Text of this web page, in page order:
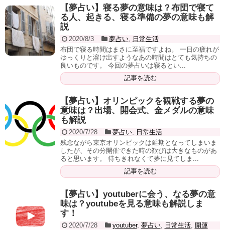
【夢占い】寝る夢の意味は？布団で寝て
る人、起きる、寝る準備の夢の意味も解
説
2020/8/3 夢占い,
日常生活
布団で寝る時間はまさに至福ですよね。 一日の疲れが
ゆっくりと溶け出すようなあの時間はとても気持ちの
良いものです。 今回の夢占いは寝るとい...
記事を読む
【夢占い】オリンピックを観戦する夢の
意味は？出場、開会式、金メダルの意味
も解説
2020/7/28 夢占い,
日常生活
残念ながら東京オリンピックは延期となってしまいま
したが、その分開催できた時の歓びは大きなものがあ
ると思います。 待ちきれなくて夢に見てしま...
記事を読む
【夢占い】youtuberに会う、なる夢の意
味は？youtubeを見る意味も解説しま
す！
2020/7/28 youtuber, 夢占い, 日常生活, 開運